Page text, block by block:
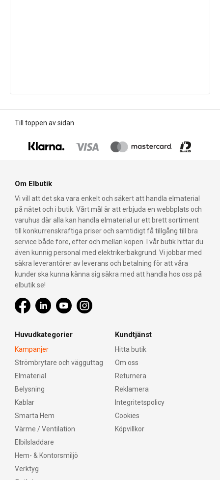
Till toppen av sidan
Om Elbutik
Vi vill att det ska vara enkelt och säkert att handla elmaterial
på nätet och i butik. Vårt mål är att erbjuda en webbplats och
varuhus där alla kan handla elmaterial ur ett brett sortiment
till konkurrenskraftiga priser och samtidigt få tillgång till bra
service både före, efter och mellan köpen. I vår butik hittar du
även kunnig personal med elektrikerbakgrund. Vi jobbar med
säkra leverantörer av leverans och betalning för att våra
kunder ska kunna känna sig säkra med att handla hos oss på
elbutik.se!
Huvudkategorier
Kampanjer
Strömbrytare och vägguttag
Elmaterial
Belysning
Kablar
Smarta Hem
Värme / Ventilation
Elbilsladdare
Hem- & Kontorsmiljö
Verktyg
Kundtjänst
Hitta butik
Om oss
Returnera
Reklamera
Integritetspolicy
Cookies
Köpvillkor